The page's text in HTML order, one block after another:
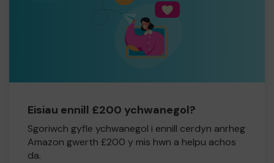
Eisiau ennill £200 ychwanegol?
Sgoriwch gyfle ychwanegol i ennill cerdyn anrheg
Amazon gwerth £200 y mis hwn a helpu achos
da.